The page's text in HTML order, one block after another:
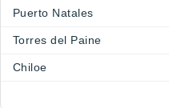
Puerto Natales
Torres del Paine
Chiloe